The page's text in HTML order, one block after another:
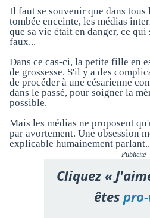
Il faut se souvenir que dans tous
tombée enceinte, les médias
que sa vie était en danger, ce
faux...
Dans ce cas-ci, la petite fille en
de grossesse. S'il y a des
de procéder à une césarienne
dans le passé, pour soigner la
possible.
Mais les médias ne proposent
par avortement. Une obsession
explicable humainement
Publicité
Cliquez «
êtes